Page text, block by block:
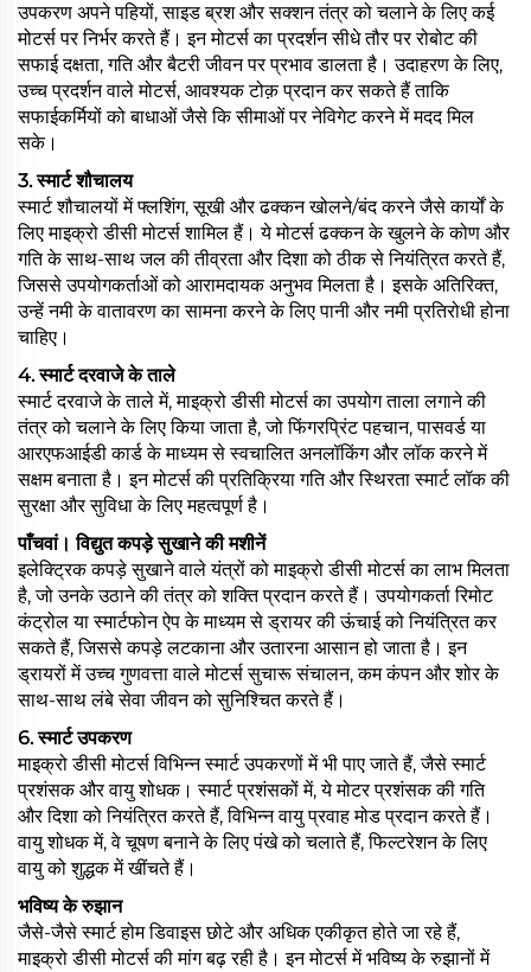
उपकरण अपने पहियों, साइड ब्रश और सक्शन तंत्र को चलाने के लिए कई
मोटर्स पर निर्भर करते हैं। इन मोटर्स का प्रदर्शन सीधे तौर पर रोबोट की
सफाई दक्षता, गति और बैटरी जीवन पर प्रभाव डालता है। उदाहरण के लिए,
उच्च प्रदर्शन वाले मोटर्स, आवश्यक टोक़ प्रदान कर सकते हैं ताकि
सफाईकर्मियों को बाधाओं जैसे कि सीमाओं पर नेविगेट करने में मदद मिल
सके।
3. स्मार्ट शौचालय
स्मार्ट शौचालयों में फ्लशिंग, सूखी और ढक्कन खोलने/बंद करने जैसे कार्यों के
लिए माइक्रो डीसी मोटर्स शामिल हैं। ये मोटर्स ढक्कन के खुलने के कोण और
गति के साथ-साथ जल की तीव्रता और दिशा को ठीक से नियंत्रित करते हैं,
जिससे उपयोगकर्ताओं को आरामदायक अनुभव मिलता है। इसके अतिरिक्त,
उन्हें नमी के वातावरण का सामना करने के लिए पानी और नमी प्रतिरोधी होना
चाहिए।
4. स्मार्ट दरवाजे के ताले
स्मार्ट दरवाजे के ताले में, माइक्रो डीसी मोटर्स का उपयोग ताला लगाने की
तंत्र को चलाने के लिए किया जाता है, जो फिंगरप्रिंट पहचान, पासवर्ड या
आरएफआईडी कार्ड के माध्यम से स्वचालित अनलॉकिंग और लॉक करने में
सक्षम बनाता है। इन मोटर्स की प्रतिक्रिया गति और स्थिरता स्मार्ट लॉक की
सुरक्षा और सुविधा के लिए महत्वपूर्ण है।
पाँचवां। विद्युत कपड़े सुखाने की मशीनें
इलेक्ट्रिक कपड़े सुखाने वाले यंत्रों को माइक्रो डीसी मोटर्स का लाभ मिलता
है, जो उनके उठाने की तंत्र को शक्ति प्रदान करते हैं। उपयोगकर्ता रिमोट
कंट्रोल या स्मार्टफोन ऐप के माध्यम से ड्रायर की ऊंचाई को नियंत्रित कर
सकते हैं, जिससे कपड़े लटकाना और उतारना आसान हो जाता है। इन
ड्रायरों में उच्च गुणवत्ता वाले मोटर्स सुचारू संचालन, कम कंपन और शोर के
साथ-साथ लंबे सेवा जीवन को सुनिश्चित करते हैं।
6. स्मार्ट उपकरण
माइक्रो डीसी मोटर्स विभिन्न स्मार्ट उपकरणों में भी पाए जाते हैं, जैसे स्मार्ट
प्रशंसक और वायु शोधक। स्मार्ट प्रशंसकों में, ये मोटर प्रशंसक की गति
और दिशा को नियंत्रित करते हैं, विभिन्न वायु प्रवाह मोड प्रदान करते हैं।
वायु शोधक में, वे चूषण बनाने के लिए पंखे को चलाते हैं, फिल्टरेशन के लिए
वायु को शुद्धक में खींचते हैं।
भविष्य के रुझान
जैसे-जैसे स्मार्ट होम डिवाइस छोटे और अधिक एकीकृत होते जा रहे हैं,
माइक्रो डीसी मोटर्स की मांग बढ़ रही है। इन मोटर्स में भविष्य के रुझानों में